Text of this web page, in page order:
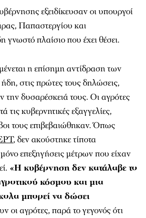
εξειδίκευσαν οι υπουργοί
Παπαστεργίου και
γνωστό πλαίσιο που έχει θέσει.
η επίσημη αντίδραση των
στις πρώτες τους δηλώσεις,
την δυσαρέσκειά τους. Οι αγρότες
τις κυβερνητικές εξαγγελίες,
τους επιβεβαιώθηκαν. Όπως
, δεν ακούστηκε τίποτα
επεξηγήσεις μέτρων που είχαν
«Η κυβέρνηση δεν κατάλαβε το
κόσμου και μια
μπορεί να δώσει
οι αγρότες, παρά το γεγονός ότι